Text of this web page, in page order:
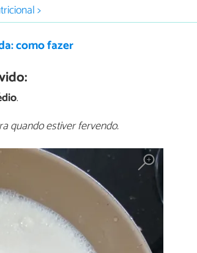
>
como fazer
.
quando estiver fervendo.